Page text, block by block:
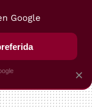
VEGUI
×
Google